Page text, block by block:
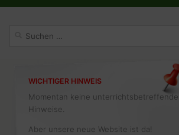
WICHTIGER HINWEIS
Momentan keine
Hinweise.
Aber unsere neue Website ist da!